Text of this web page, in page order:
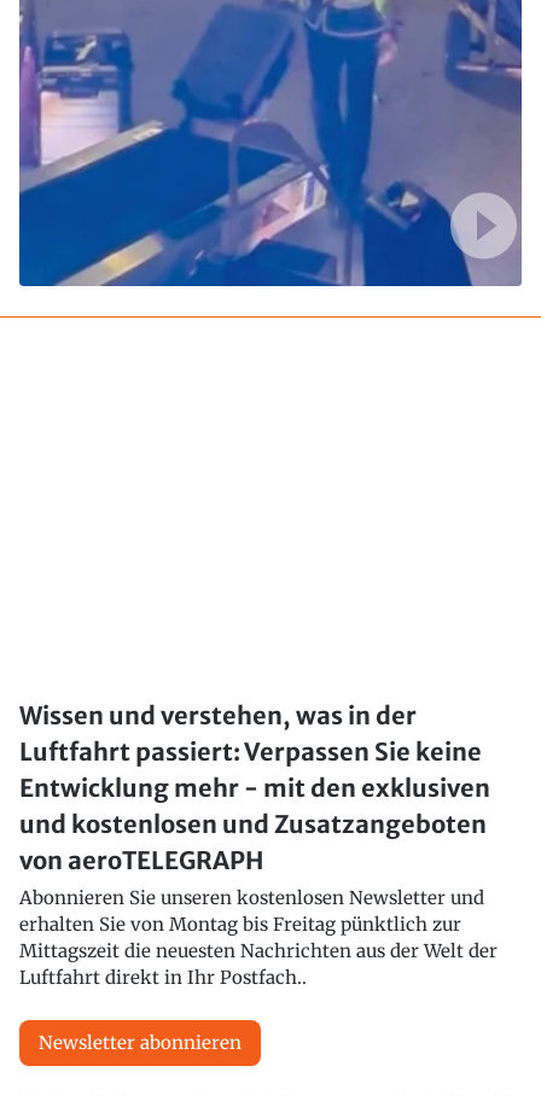
Wissen und verstehen, was in der
Luftfahrt passiert: Verpassen Sie keine
Entwicklung mehr - mit den exklusiven
und kostenlosen und Zusatzangeboten
von aeroTELEGRAPH
Abonnieren Sie unseren kostenlosen Newsletter und
erhalten Sie von Montag bis Freitag pünktlich zur
Mittagszeit die neuesten Nachrichten aus der Welt der
Luftfahrt direkt in Ihr Postfach..
Newsletter abonnieren